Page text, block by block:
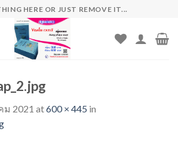
HERE OR JUST REMOVE IT...
ม 2021 at600 × 445 in